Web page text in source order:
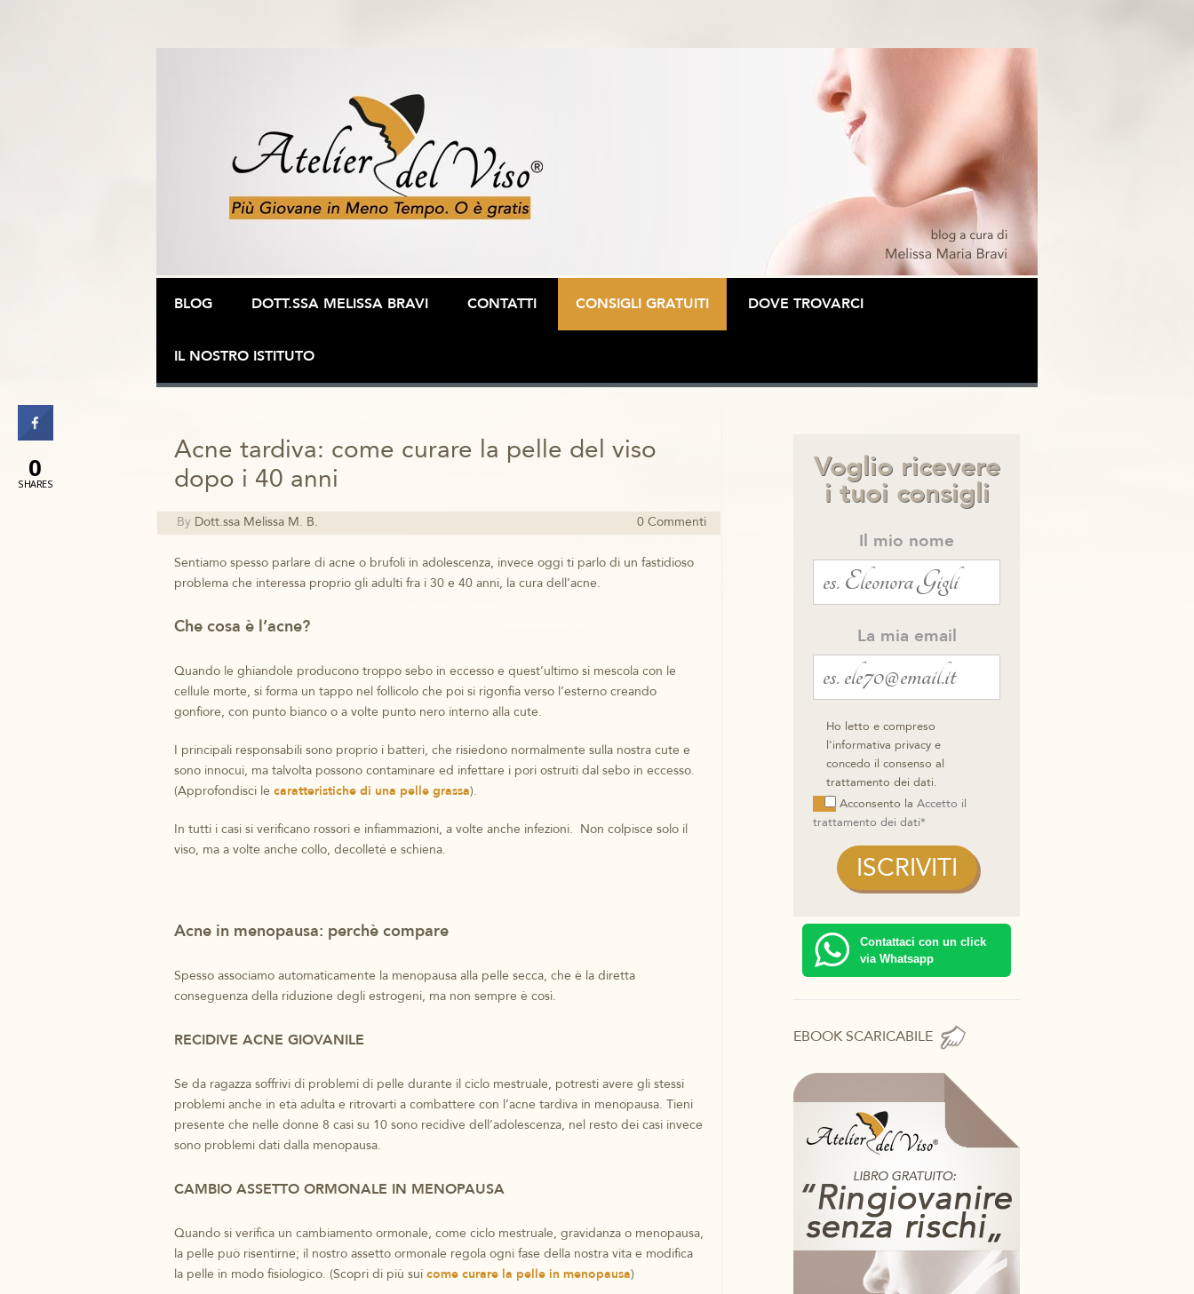
Vai al contenuto
BLOG DOTT.SSA MELISSA BRAVI CONTATTI CONSIGLI GRATUITI DOVE TROVARCI
IL NOSTRO ISTITUTO
Acne tardiva: come curare la pelle del viso
dopo i 40 anni
By Dott.ssa Melissa M. B. 0 Commenti
Sentiamo spesso parlare di acne o brufoli in adolescenza, invece oggi ti parlo di un fastidioso
problema che interessa proprio gli adulti fra i 30 e 40 anni, la cura dell’acne.
Che cosa è l’acne?
Quando le ghiandole producono troppo sebo in eccesso e quest’ultimo si mescola con le
cellule morte, si forma un tappo nel follicolo che poi si rigonfia verso l’esterno creando
gonfiore, con punto bianco o a volte punto nero interno alla cute.
I principali responsabili sono proprio i batteri, che risiedono normalmente sulla nostra cute e
sono innocui, ma talvolta possono contaminare ed infettare i pori ostruiti dal sebo in eccesso.
(Approfondisci le caratteristiche di una pelle grassa).
In tutti i casi si verificano rossori e infiammazioni, a volte anche infezioni. Non colpisce solo il
viso, ma a volte anche collo, decolleté e schiena.
Acne in menopausa: perchè compare
Spesso associamo automaticamente la menopausa alla pelle secca, che è la diretta
conseguenza della riduzione degli estrogeni, ma non sempre è così.
RECIDIVE ACNE GIOVANILE
Se da ragazza soffrivi di problemi di pelle durante il ciclo mestruale, potresti avere gli stessi
problemi anche in età adulta e ritrovarti a combattere con l’acne tardiva in menopausa. Tieni
presente che nelle donne 8 casi su 10 sono recidive dell’adolescenza, nel resto dei casi invece
sono problemi dati dalla menopausa.
CAMBIO ASSETTO ORMONALE IN MENOPAUSA
Quando si verifica un cambiamento ormonale, come ciclo mestruale, gravidanza o menopausa,
la pelle può risentirne; il nostro assetto ormonale regola ogni fase della nostra vita e modifica
la pelle in modo fisiologico. (Scopri di più sui come curare la pelle in menopausa)
Voglio ricevere
i tuoi consigli
Il mio nome
La mia email
Ho letto e compreso
l'informativa privacy e
concedo il consenso al
trattamento dei dati.
Acconsento laAccetto il
trattamento dei dati*
Contattaci con un click
via Whatsapp
EBOOK SCARICABILE
0
SHARES